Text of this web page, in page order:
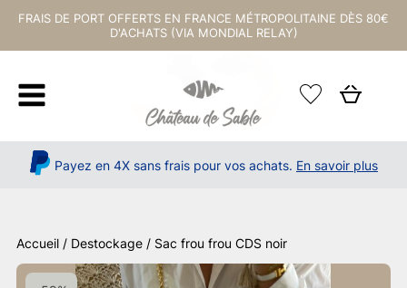
FRAIS DE PORT OFFERTS EN FRANCE MÉTROPOLITAINE DÈS 80€
D'ACHATS (VIA MONDIAL RELAY)
Payez en 4X sans frais pour vos achats. En savoir plus
Accueil / Destockage / Sac frou frou CDS noir